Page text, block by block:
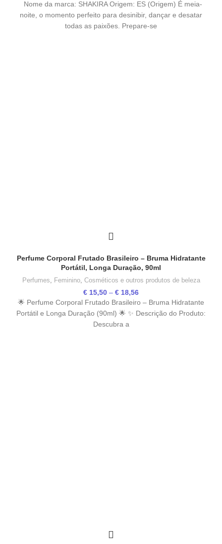
preço
original
€ 39,00.
preço
atual
€ 38,03.
Nome da marca: SHAKIRA Origem: ES (Origem) É meia-
noite, o momento perfeito para desinibir, dançar e desatar
todas as paixões. Prepare-se
Perfume Corporal Frutado Brasileiro – Bruma Hidratante
Portátil, Longa Duração, 90ml
Perfumes Feminino, Cosméticos e outros produtos de beleza
€ 15,50 – € 18,56Price
range:
€ 15,50
through
🌟 Perfume Corporal Frutado Brasileiro – Bruma Hidratante
Portátil e Longa Duração (90ml) 🌟 ✨ Descrição do Produto:
Descubra a